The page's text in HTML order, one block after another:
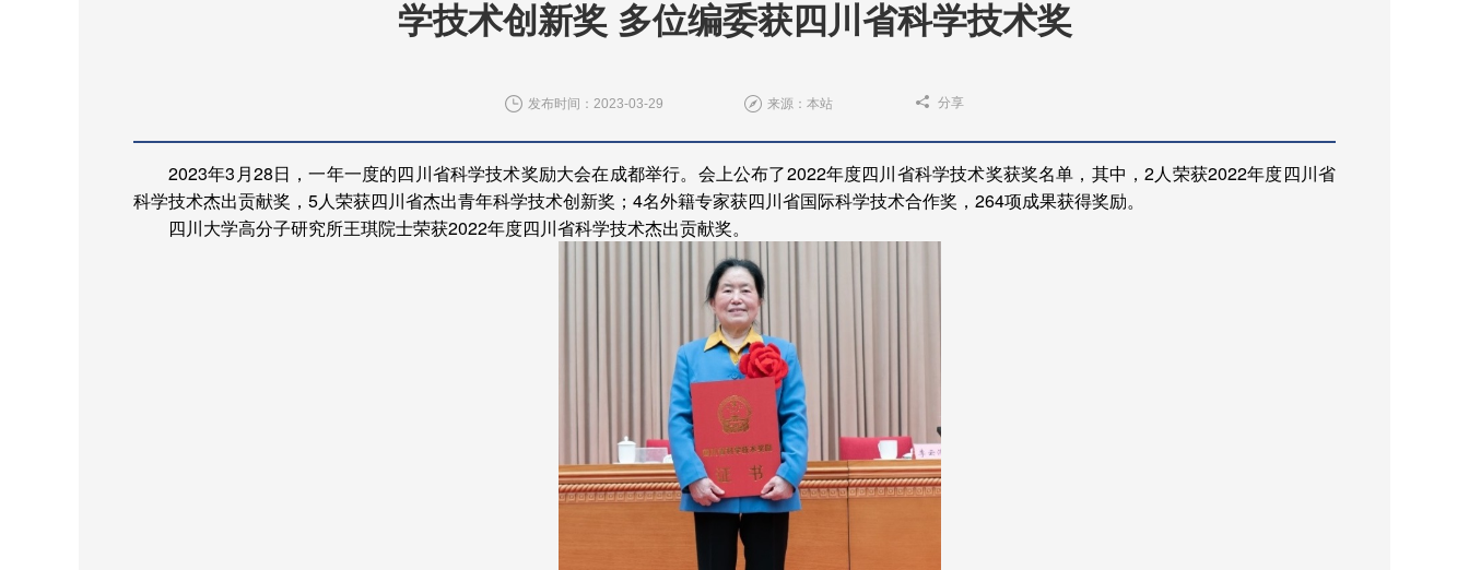
学技术创新奖 多位编委获四川省科学技术奖
发布时间：2023-03-29 来源：本站 分享
2023年3月28日，一年一度的四川省科学技术奖励大会在成都举行。会上公布了2022年度四川省科学技术奖获奖名单，其中，2人荣获2022年度四川省
科学技术杰出贡献奖，5人荣获四川省杰出青年科学技术创新奖；4名外籍专家获四川省国际科学技术合作奖，264项成果获得奖励。
四川大学高分子研究所王琪院士荣获2022年度四川省科学技术杰出贡献奖。